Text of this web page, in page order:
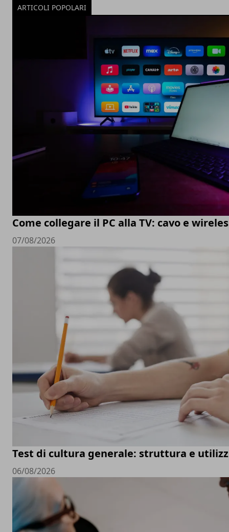
ARTICOLI POPOLARI
Come collegare il PC alla TV: cavo e
07/08/2026
Test di cultura generale: struttura e
06/08/2026